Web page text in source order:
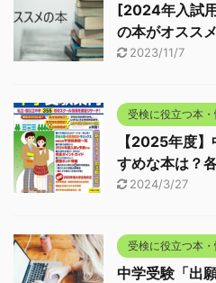
[2024年入試
の本がオスス
2023/11/7
受検に役立つ本・
【2025年度
すめな本は？
2024/3/27
受検に役立つ本・
中学受験「出